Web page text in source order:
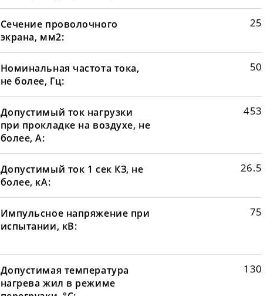
Сечение проволочного
экрана, мм2:
25
Номинальная частота тока,
не более, Гц:
50
Допустимый ток нагрузки
при прокладке на воздухе, не
более, А:
453
Допустимый ток 1 сек КЗ, не
более, кА:
26.5
Импульсное напряжение при
испытании, кВ:
75
Допустимая температура
нагрева жил в режиме
130